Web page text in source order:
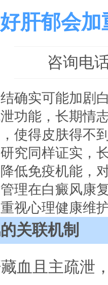
肝郁会加
咨询电
确实可能加剧
功能，长期情
使得皮肤得不
究同样证实，
低免疫机能，
理在白癜风康
视心理健康维
关联机制
血且主疏泄